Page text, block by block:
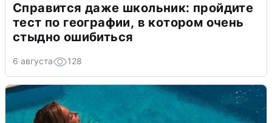
Справится даже школьник: пройдите
тест по географии, в котором очень
стыдно ошибиться
6 августа 128